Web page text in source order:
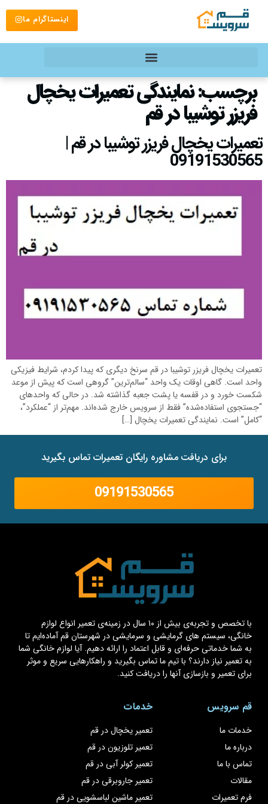
اینستاگرام ما
برچسب:نمایندگی تعمیرات یخچال
فریزر توشیبا در قم
تعمیرات یخچال فریزر توشیبا در قم |
09191530565
تعمیرات یخچال فریزر توشیبا در قم سرنخ دیگری که پیدا کردم، شرایط فیزیکی
واحد است. گاهی اوقات یک واحد “سالم‌ترین” گروهی است که پیش از موعد
شکست خورد و در قفسه یا پشت جعبه گذاشته شد. در حالی که واحدهای
“جستجوی استفاده‌شده” فقط از سرویس خارج شده‌اند. مهم‌تر از “عملکرد”،
“کامل” است. نمایندگی تعمیرات یخچال […]
برای دریافت مشاوره رایگان تعمیرات تماس بگیرید
09191530565
با تخصص و تجربه‌ی بیش از ۱۰ سال در زمینه‌ی تعمیر انواع لوازم
خانگی، سیستم های گرمایشی و سرمایشی در شهرستان قم آماده‌ایم تا
به شما خدماتی حرفه‌ای و قابل اعتماد را ارائه دهیم. آیا لوازم خانگی شما
به تعمیر نیاز دارند؟ با تیم ما تماس بگیرید و راهکارهایی سریع و موثر
برای تعمیر و بازسازی آنها را دریافت کنید.
قم سرویس
خدمات ما
درباره ما
تماس با ما
مقالات
فرم تعمیرات
خدمات
تعمیر یخچال در قم
تعمیر تلوزیون در قم
تعمیر کولر آبی در قم
تعمیر جاروبرقی در قم
تعمیر ماشین لباسشویی در قم